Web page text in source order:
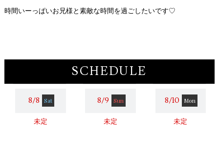
時間いーっぱいお兄様と素敵な時間を過ごしたいです♡
SCHEDULE
8/8 Sat
未定
8/9 Sun
未定
8/10 Mon
未定